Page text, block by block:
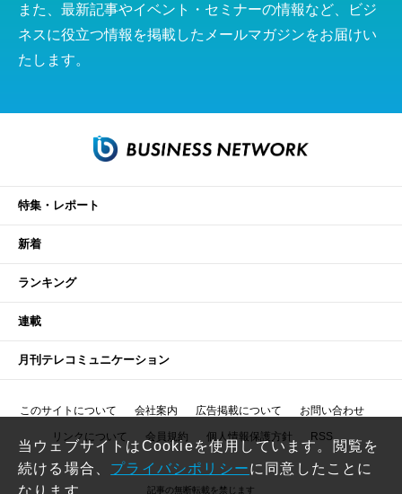
また、最新記事やイベント・セミナーの情報など、ビジ
ネスに役立つ情報を掲載したメールマガジンをお届けい
たします。
特集・レポート
新着
ランキング
連載
月刊テレコミュニケーション
このサイトについて 会社案内 広告掲載について お問い合わせ
リンクについて 会員規約 個人情報保護方針 RSS
記事の無断転載を禁じます
当ウェブサイトはCookieを使用しています。閲覧を
続ける場合、 プライバシポリシーに同意したことに
なります。